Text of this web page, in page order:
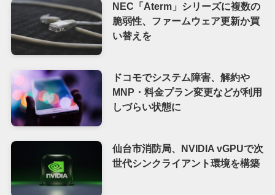
NEC「Aterm」シリーズに複数の
脆弱性、ファームウェア更新か買
い替えを
ドコモでシステム障害、解約や
MNP・料金プラン変更などが利用
しづらい状態に
仙台市消防局、NVIDIA vGPUで次
世代シンクライアント環境を構築